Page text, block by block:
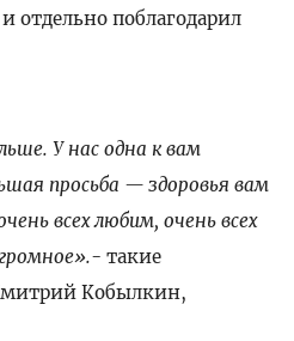
отдельно поблагодарил
У нас одна к вам
просьба — здоровья вам
всех любим, очень всех
- такие
Кобылкин,